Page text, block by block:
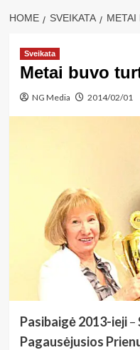
HOME SVEIKATA METAI
Sveikata
Metai buvo
NG Media 2014/02/01
Pasibaigė 2013-ieji–
Pagausėjusios